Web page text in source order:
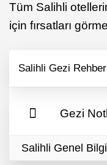
Tüm Salihli
için fırsatları
Salihli Gezi
Gezi
Salihli Genel